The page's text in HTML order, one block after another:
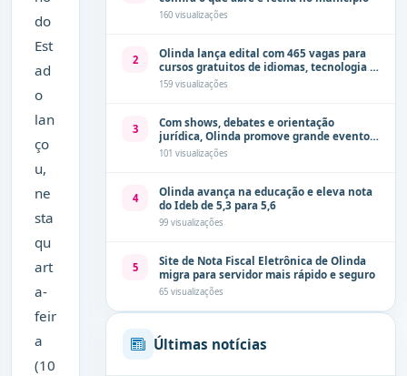
do
Est
ad
o
lan
ço
u,
ne
sta
qu
art
a-
feir
a
(10
160 visualizações
2
Olinda lança edital com 465 vagas para
cursos gratuitos de idiomas, tecnologia e
comunicação
159 visualizações
3
Com shows, debates e orientação
jurídica, Olinda promove grande evento
de combate à violência contra a mulher
neste sábado (8)
101 visualizações
4
Olinda avança na educação e eleva nota
do Ideb de 5,3 para 5,6
99 visualizações
5
Site de Nota Fiscal Eletrônica de Olinda
migra para servidor mais rápido e seguro
65 visualizações
Últimas notícias